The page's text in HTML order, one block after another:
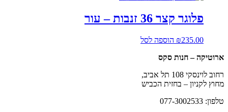
פלוגר קצר 36 זנבות – עור
₪235.00
הוספה לסל
ארוטיקה – חנות סקס
רחוב לוינסקי 108 תל אביב,
מחוץ לקניון – בחזית הכביש
טלפון: 077-3002533